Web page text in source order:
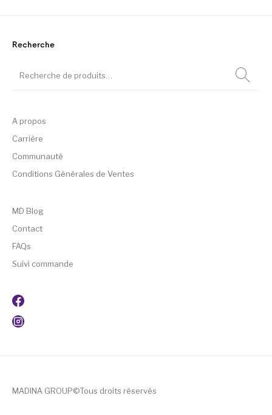
Recherche
A propos
Carrière
Communauté
Conditions Générales de Ventes
MD Blog
Contact
FAQs
Suivi commande
MADINA GROUP©Tous droits réservés